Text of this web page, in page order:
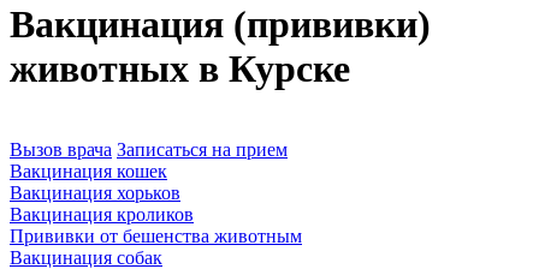
Вакцинация (прививки)
животных в Курске
Вызов врача Записаться на прием
Вакцинация кошек
Вакцинация хорьков
Вакцинация кроликов
Прививки от бешенства животным
Вакцинация собак